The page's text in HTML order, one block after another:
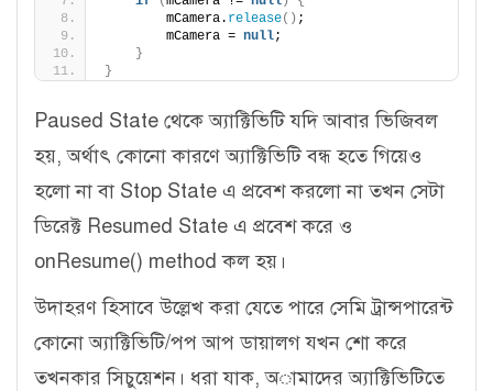
        mCamera.
release() ;
        mCamera =
null;
}
}
Paused State থেকে অ্যাক্টিভিটি যদি আবার ভিজিবল
হয়, অর্থাৎ কোনো কারণে অ্যাক্টিভিটি বন্ধ হতে গিয়েও
হলো না বা Stop State এ প্রবেশ করলো না তখন সেটা
ডিরেক্ট Resumed State এ প্রবেশ করে ও
onResume() method কল হয়।
উদাহরণ হিসাবে উল্লেখ করা যেতে পারে সেমি ট্রান্সপারেন্ট
কোনো অ্যাক্টিভিটি/পপ আপ ডায়ালগ যখন শো করে
তখনকার সিচুয়েশন। ধরা যাক, অামাদের অ্যাক্টিভিটিতে